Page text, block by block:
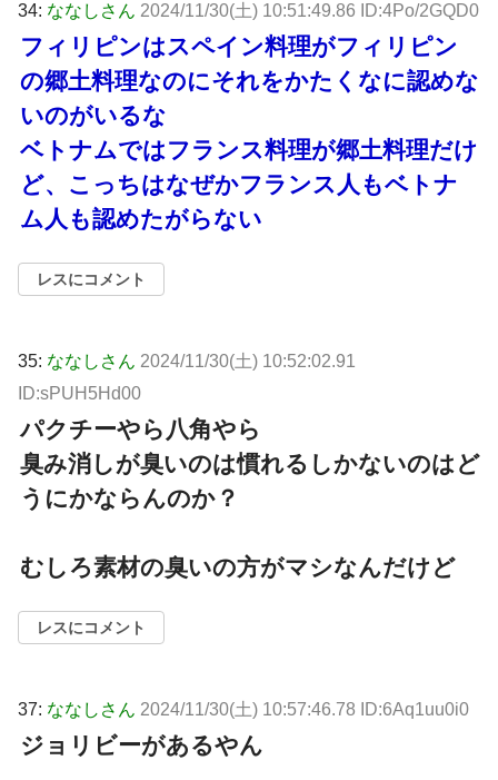
34: ななしさん 2024/11/30(土) 10:51:49.86 ID:4Po/2GQD0
フィリピンはスペイン料理がフィリピン
の郷土料理なのにそれをかたくなに認めな
いのがいるな
ベトナムではフランス料理が郷土料理だけ
ど、こっちはなぜかフランス人もベトナ
ム人も認めたがらない
レスにコメント
35: ななしさん 2024/11/30(土) 10:52:02.91
ID:sPUH5Hd00
パクチーやら八角やら
臭み消しが臭いのは慣れるしかないのはど
うにかならんのか？
むしろ素材の臭いの方がマシなんだけど
レスにコメント
37: ななしさん 2024/11/30(土) 10:57:46.78 ID:6Aq1uu0i0
ジョリビーがあるやん